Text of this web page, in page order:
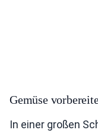
Gemüse
In einer großen